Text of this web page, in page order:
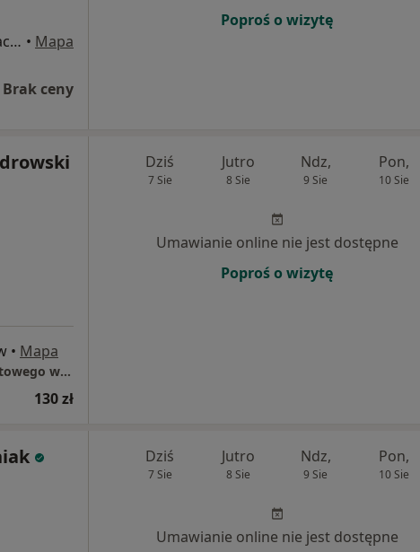
aleja 600-lecia 45 , bud. GRACJA, Sochaczew • Mapa
Brak ceny
Poproś o wizytę
• Mapa
Zespół Opieki Zdrowotnej Szpitala Powiatowego w Sochaczewie
130 zł
Dziś
7 Sie
Jutro
8 Sie
Ndz,
9 Sie
Pon,
10 Sie
Umawianie online nie jest dostępne
Poproś o wizytę
Dziś
7 Sie
Jutro
8 Sie
Ndz,
9 Sie
Pon,
10 Sie
Umawianie online nie jest dostępne